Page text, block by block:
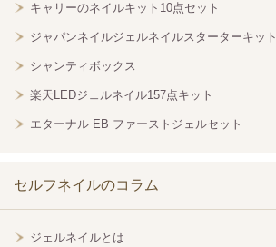
キャリーのネイルキット10点セット
ジャパンネイルジェルネイルスターターキット
シャンティボックス
楽天LEDジェルネイル157点キット
エターナル EB ファーストジェルセット
セルフネイルのコラム
ジェルネイルとは